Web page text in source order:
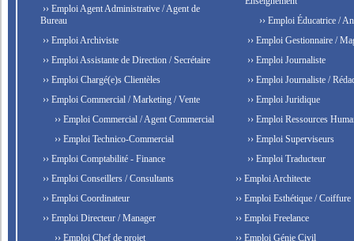
›› Emploi Agent Administrative / Agent de
Bureau
›› Emploi Archiviste
›› Emploi Assistante de Direction / Secrétaire
›› Emploi Chargé(e)s Clientèles
›› Emploi Commercial / Marketing / Vente
›› Emploi Commercial / Agent Commercial
›› Emploi Technico-Commercial
›› Emploi Comptabilité - Finance
›› Emploi Conseillers / Consultants
›› Emploi Coordinateur
›› Emploi Directeur / Manager
›› Emploi Chef de projet
›› Emploi Éducatrice /
›› Emploi Gestionnaire /
›› Emploi Journaliste
›› Emploi Journaliste /
›› Emploi Juridique
›› Emploi Ressources
›› Emploi Superviseurs
›› Emploi Traducteur
›› Emploi Architecte
›› Emploi Esthétique / Coiffure
›› Emploi Freelance
›› Emploi Génie Civil